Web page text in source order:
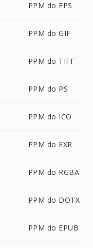
PPM do EPS
PPM do GIF
PPM do TIFF
PPM do PS
PPM do ICO
PPM do EXR
PPM do RGBA
PPM do DOTX
PPM do EPUB